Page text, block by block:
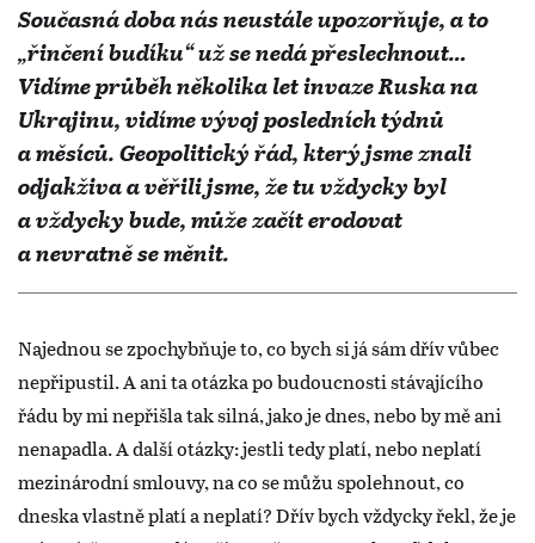
Současná doba nás neustále upozorňuje, a to
„řinčení budíku“ už se nedá přeslechnout…
Vidíme průběh několika let invaze Ruska na
Ukrajinu, vidíme vývoj posledních týdnů
a měsíců. Geopolitický řád, který jsme znali
odjakživa a věřili jsme, že tu vždycky byl
a vždycky bude, může začít erodovat
a nevratně se měnit.
Najednou se zpochybňuje to, co bych si já sám dřív vůbec
nepřipustil. A ani ta otázka po budoucnosti stávajícího
řádu by mi nepřišla tak silná, jako je dnes, nebo by mě ani
nenapadla. A další otázky: jestli tedy platí, nebo neplatí
mezinárodní smlouvy, na co se můžu spolehnout, co
dneska vlastně platí a neplatí? Dřív bych vždycky řekl, že je